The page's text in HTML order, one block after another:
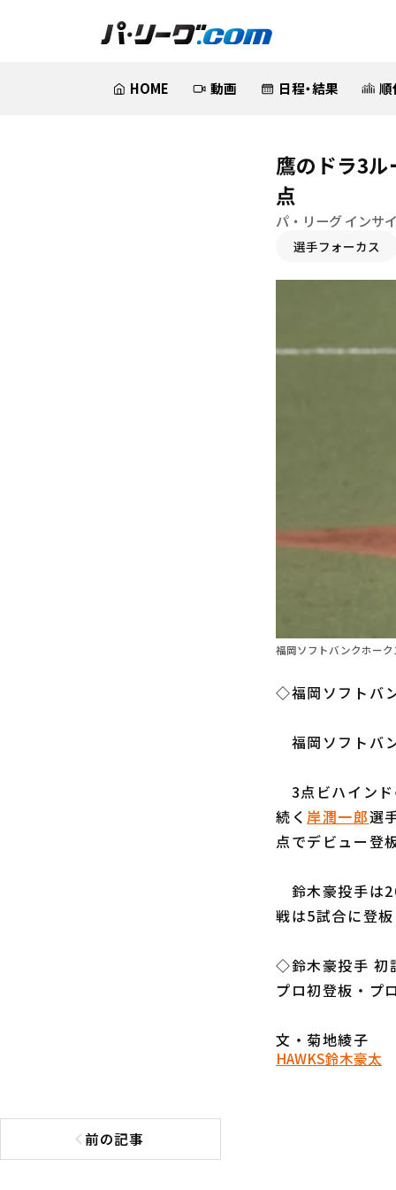
HOME 動画 日程・結果 順
鷹のドラ3
点
パ・リーグ インサ
選手フォーカス
福岡ソフトバンクホー
◇福岡ソフトバ
福岡ソフトバ
3点ビハイン
続く岸潤一郎選
点でデビュー登
鈴木豪投手は
戦は5試合に登
◇鈴木豪投手 初
プロ初登板・
文・菊地綾子
HAWKS鈴木豪太
前の記事
前の記事へ